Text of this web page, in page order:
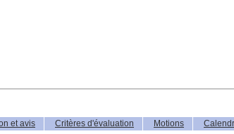
et avis Critères d'évaluation Motions